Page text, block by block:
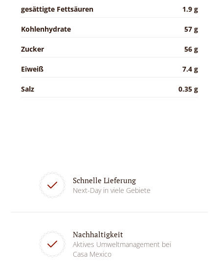
gesättigte Fettsäuren 1.9 g
Kohlenhydrate 57 g
Zucker 56 g
Eiweiß 7.4 g
Salz 0.35 g
Schnelle Lieferung
Next-Day in viele Gebiete
Nachhaltigkeit
Aktives Umweltmanagement bei
Casa Mexico